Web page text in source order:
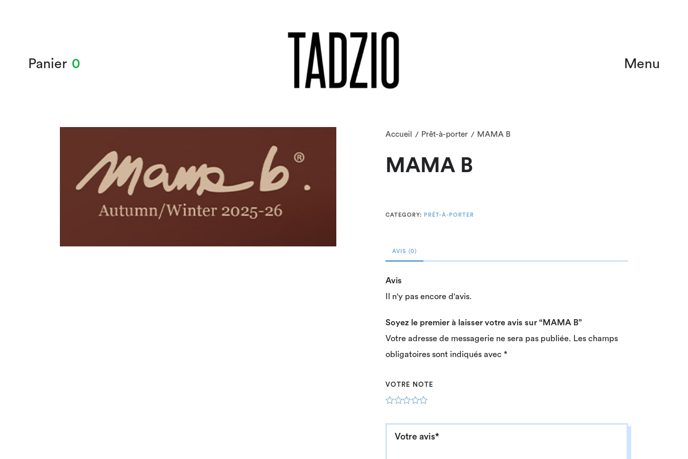
Panier 0 Menu
Accueil / Prêt-à-porter / MAMA B
MAMA B
CATEGORY: PRÊT-À-PORTER
AVIS (0)
Avis
Il n'y pas encore d'avis.
Soyez le premier à laisser votre avis sur “MAMA B”
Votre adresse de messagerie ne sera pas publiée. Les champs
obligatoires sont indiqués avec *
VOTRE NOTE